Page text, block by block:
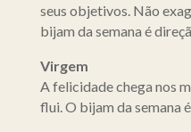
seus objetivos. Não
bijam da semana é
Virgem
A felicidade chega nos
flui. O bijam da semana